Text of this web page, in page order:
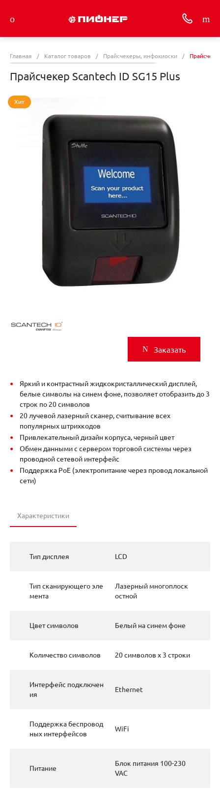
Главная / Каталог товаров / Прайсчекеры, инфокиоски /
Прайсчекер Scantech ID SG15 Plus
Хит
Заказать
Яркий и контрастный жидкокристаллический дисплей,
белые символы на синем фоне, позволяет отобразить до 3
строк по 20 символов
20 лучевой лазерный сканер, считывание всех
популярных штрихкодов
Привлекательный дизайн корпуса, черный цвет
Обмен данными с сервером торговой системы через
проводной сетевой интерфейс
Поддержка PoE (электропитание через провод локальной
сети)
Характеристики
Тип дисплея LCD
Тип сканирующего эле
мента
Лазерный многоплоск
остной
Цвет символов Белый на синем фоне
Количество символов 20 символов x 3 строки
Интерфейс подключен
ия
Ethernet
Поддержка беспровод
ных интерфейсов
WiFi
Питание
Блок питания 100-230
VAC